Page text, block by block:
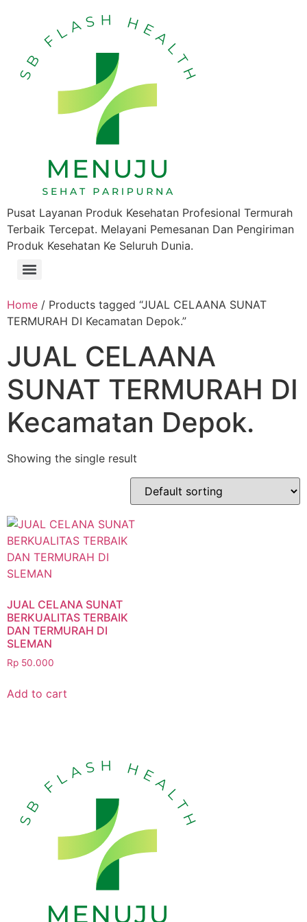
Pusat Layanan Produk Kesehatan Profesional Termurah
Terbaik Tercepat. Melayani Pemesanan Dan Pengiriman
Produk Kesehatan Ke Seluruh Dunia.
Home / Products tagged “JUAL CELAANA SUNAT
TERMURAH DI Kecamatan Depok.”
JUAL CELAANA
SUNAT TERMURAH DI
Kecamatan Depok.
Showing the single result
JUAL CELANA SUNAT
BERKUALITAS TERBAIK
DAN TERMURAH DI
SLEMAN
Rp 50.000
Add to cart